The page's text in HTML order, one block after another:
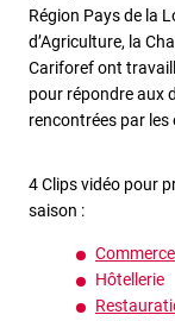
Région Pays de la
d’Agriculture, la
Cariforef ont
pour répondre aux
rencontrées par
4 Clips vidéo pour
saison :
Commerce
Hôtellerie